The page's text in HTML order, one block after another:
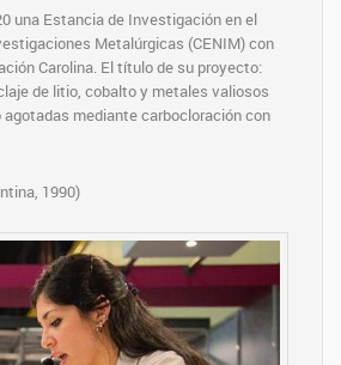
una Estancia de Investigación en el
Metalúrgicas (CENIM) con
Carolina. El título de su proyecto:
de litio, cobalto y metales valiosos
mediante carbocloración con
1990)